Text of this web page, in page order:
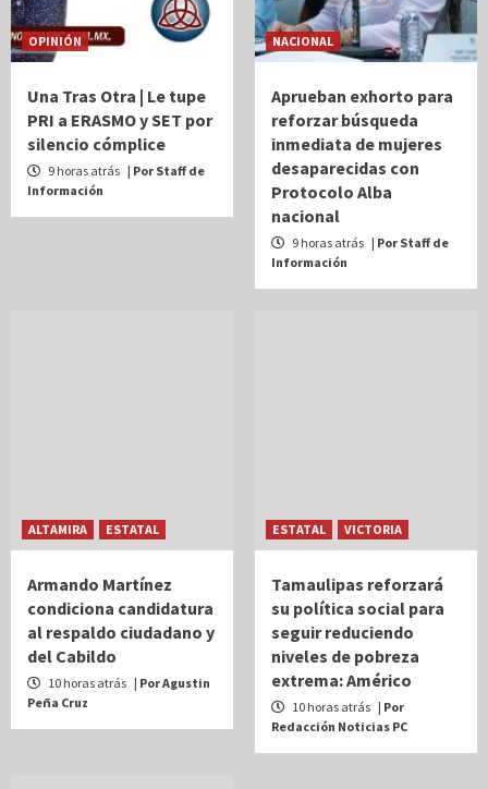
OPINIÓN
Una Tras Otra | Le tupe
PRI a ERASMO y SET por
silencio cómplice
9 horas atrás | Por Staff de
Información
NACIONAL
Aprueban exhorto para
reforzar búsqueda
inmediata de mujeres
desaparecidas con
Protocolo Alba
nacional
9 horas atrás | Por Staff de
Información
ALTAMIRA ESTATAL
Armando Martínez
condiciona candidatura
al respaldo ciudadano y
del Cabildo
10 horas atrás | Por Agustin
Peña Cruz
ESTATAL VICTORIA
Tamaulipas reforzará
su política social para
seguir reduciendo
niveles de pobreza
extrema: Américo
10 horas atrás | Por
Redacción Noticias PC